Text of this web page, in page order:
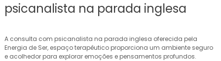
psicanalista na parada inglesa
A consulta com psicanalista na parada inglesa oferecida pela
Energia de Ser, espaço terapêutico proporciona um ambiente seguro
e acolhedor para explorar emoções e pensamentos profundos.